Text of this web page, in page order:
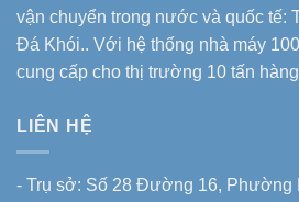
vận chuyển trong nước và quốc tế:
Đá Khói.. Với hệ thống nhà máy
cung cấp cho thị trường 10 tấn
LIÊN HỆ
- Trụ sở: Số 28 Đường 16, Phường